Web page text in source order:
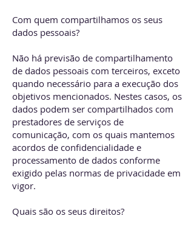
Com quem compartilhamos os seus
dados pessoais?
Não há previsão de compartilhamento
de dados pessoais com terceiros, exceto
quando necessário para a execução dos
objetivos mencionados. Nestes casos, os
dados podem ser compartilhados com
prestadores de serviços de
comunicação, com os quais mantemos
acordos de confidencialidade e
processamento de dados conforme
exigido pelas normas de privacidade em
vigor.
Quais são os seus direitos?